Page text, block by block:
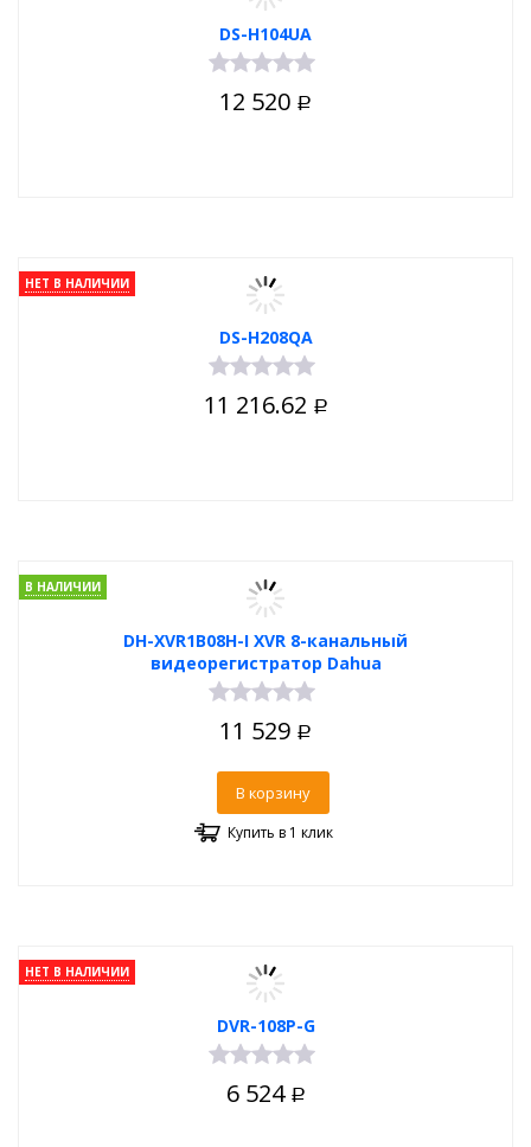
DS-H104UA
12 520 Р
DS-H208QA
НЕТ В НАЛИЧИИ
11 216.62 Р
DH-XVR1B08H-I XVR 8-канальный
видеорегистратор Dahua
В НАЛИЧИИ
11 529 Р
В корзину
Купить в 1 клик
DVR-108P-G
НЕТ В НАЛИЧИИ
6 524 Р